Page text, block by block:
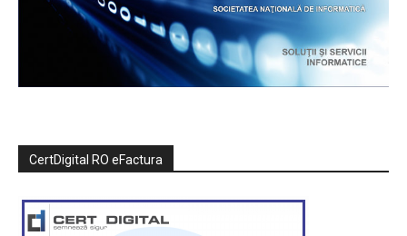
CertDigital RO eFactura